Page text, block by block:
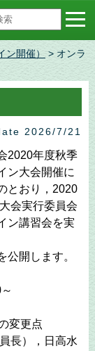
開催） > オンラ
2026/7/21
2020年度秋季
ン大会開催に
とおり，2020
会実行委員会
ン講習会を実
開します。
変更点
長），日高水